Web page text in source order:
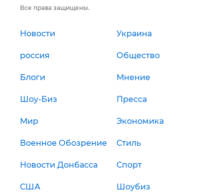
Все права защищены.
Новости Украина
россия Общество
Блоги Мнение
Шоу-Биз Пресса
Мир Экономика
Военное Обозрение Стиль
Новости Донбасса Спорт
США Шоубиз